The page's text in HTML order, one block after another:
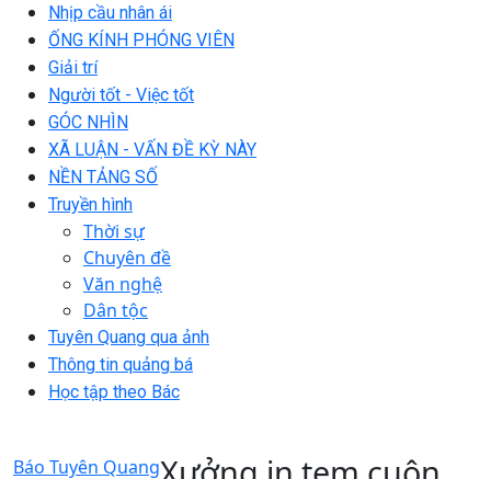
Nhịp cầu nhân ái
ỐNG KÍNH PHÓNG VIÊN
Giải trí
Người tốt - Việc tốt
GÓC NHÌN
XÃ LUẬN - VẤN ĐỀ KỲ NÀY
NỀN TẢNG SỐ
Truyền hình
Thời sự
Chuyên đề
Văn nghệ
Dân tộc
Tuyên Quang qua ảnh
Thông tin quảng bá
Học tập theo Bác
Báo Tuyên Quang